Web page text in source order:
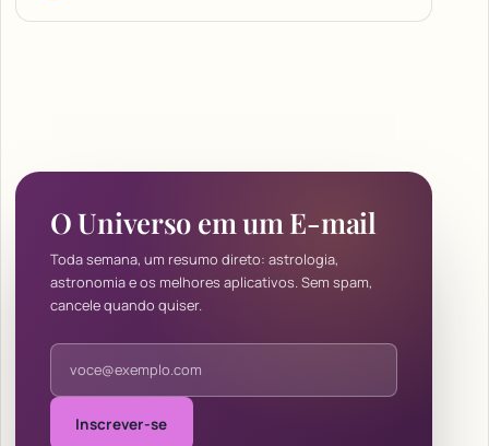
O Universo em um E-mail
Toda semana, um resumo direto: astrologia,
astronomia e os melhores aplicativos. Sem spam,
cancele quando quiser.
Endereço de e-mail
Inscrever-se